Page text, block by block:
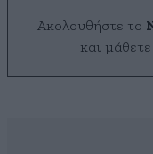
Ακολουθήστε το
και